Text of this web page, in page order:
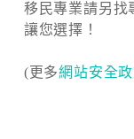
移民專業請另找
讓您選擇！
(更多網站安全